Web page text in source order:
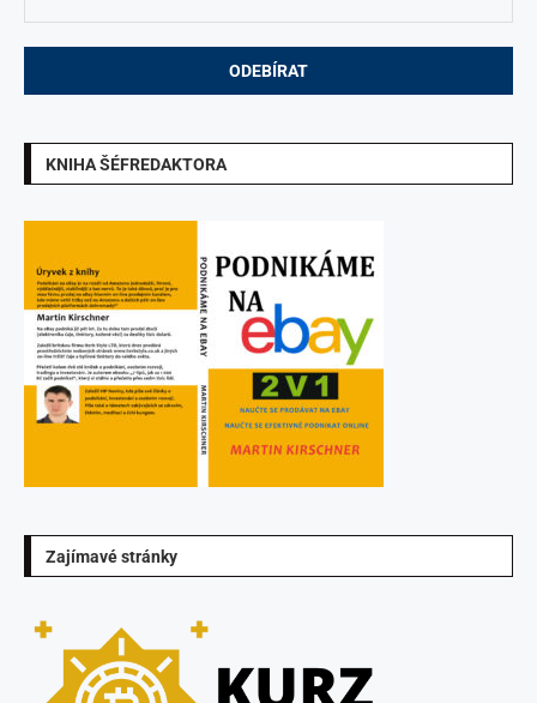
KNIHA ŠÉFREDAKTORA
Zajímavé stránky